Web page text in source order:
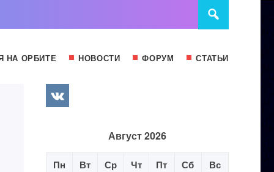
НА ОРБИТЕ НОВОСТИ ФОРУМ СТАТЬИ
Август 2026
Пн Вт Ср Чт Пт Сб Вс